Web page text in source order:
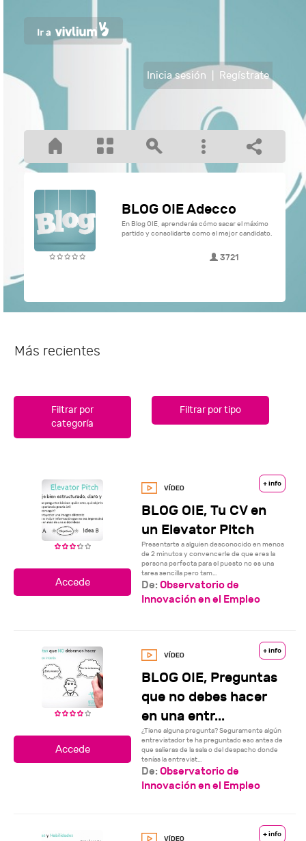
Inicia sesión Regístrate
BLOG OIE Adecco
En Blog OIE, aprenderás cómo sacar el máximo
partido y consolidarte como el mejor candidato.
3721
Más recientes
Filtrar por
categoría
Filtrar por tipo
+ info
BLOG OIE, Tu CV en
un Elevator Pitch
Presentarte a alguien desconocido en menos
de 2 minutos y convencerle de que eres la
persona perfecta para el puesto no es una
tarea sencilla pero tam...
De:Observatorio de
Innovación en el Empleo
+ info
BLOG OIE, Preguntas
que no debes hacer
en una entr...
¿Tiene alguna pregunta? Seguramente algún
entrevistador te ha preguntado eso antes de
que salieras de la sala o del despacho donde
tenías la entrevist...
De:Observatorio de
Innovación en el Empleo
+ info